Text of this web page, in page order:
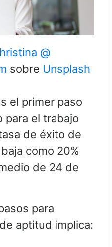
@
sobre Unsplash
el primer paso
para el trabajo
de éxito de
como 20%
de 24 de
para
aptitud implica: